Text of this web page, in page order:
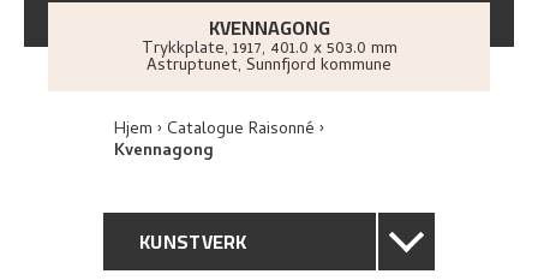
KVENNAGONG
Trykkplate, 1917, 401.0 x 503.0 mm
Astruptunet, Sunnfjord kommune
Hjem Catalogue Raisonné
Kvennagong
KUNSTVERK